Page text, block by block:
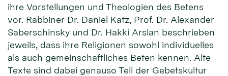
ihre Vorstellungen und Theologien des Betens
vor. Rabbiner Dr. Daniel Katz, Prof. Dr. Alexander
Saberschinsky und Dr. Hakki Arslan beschrieben
jeweils, dass ihre Religionen sowohl individuelles
als auch gemeinschaftliches Beten kennen. Alte
Texte sind dabei genauso Teil der Gebetskultur